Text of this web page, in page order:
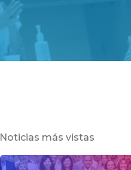
Noticias más vistas